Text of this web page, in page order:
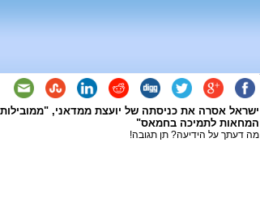
ישראל אסרה את כניסתה של יועצת ממדאני, "ממובילות
המחאות לתמיכה בחמאס"
מה דעתך על הידיעה? תן תגובה!